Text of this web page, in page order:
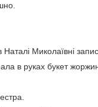
Миколаївні
в руках букет